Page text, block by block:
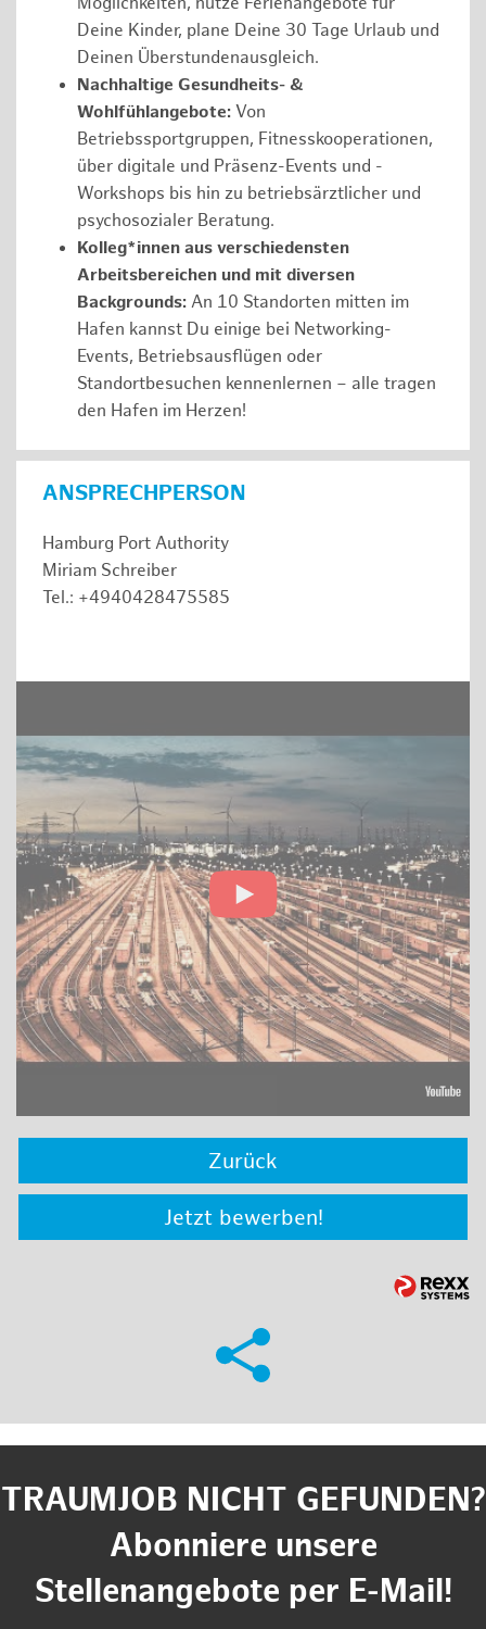
Deine Kinder, plane Deine 30 Tage Urlaub und
Deinen Überstundenausgleich.
Nachhaltige Gesundheits- &
Wohlfühlangebote: Von
Betriebssportgruppen, Fitnesskooperationen,
über digitale und Präsenz-Events und -
Workshops bis hin zu betriebsärztlicher und
psychosozialer Beratung.
Kolleg*innen aus verschiedensten
Arbeitsbereichen und mit diversen
Backgrounds: An 10 Standorten mitten im
Hafen kannst Du einige bei Networking-
Events, Betriebsausflügen oder
Standortbesuchen kennenlernen – alle tragen
den Hafen im Herzen!
ANSPRECHPERSON
Hamburg Port Authority
Miriam Schreiber
Tel.: +4940428475585
Zurück
Jetzt bewerben!
TRAUMJOB NICHT GEFUNDEN?
Abonniere unsere
Stellenangebote per E-Mail!